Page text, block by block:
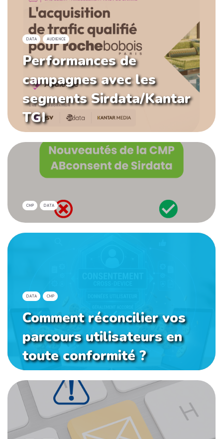
DATA AUDIENCE
Performances de
campagnes avec les
segments Sirdata/Kantar
TGI
CMP DATA
DATA CMP
Comment réconcilier vos
parcours utilisateurs en
toute conformité ?